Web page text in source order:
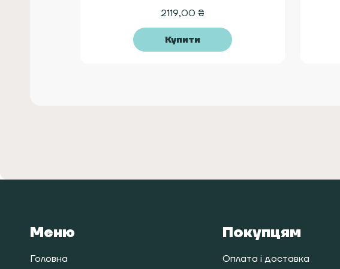
2119,00 ₴
Купити
Меню
Головна
Покупцям
Оплата і доставка